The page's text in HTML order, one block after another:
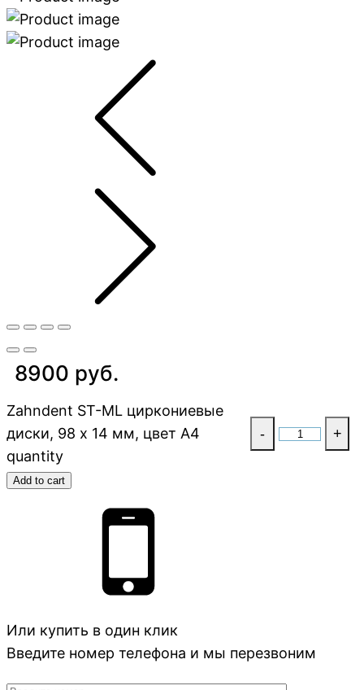
8900 руб.
Zahndent ST-ML циркониевые
диски, 98 х 14 мм, цвет A4
quantity
- +
Add to cart
Или купить в один клик
Введите номер телефона и мы перезвоним